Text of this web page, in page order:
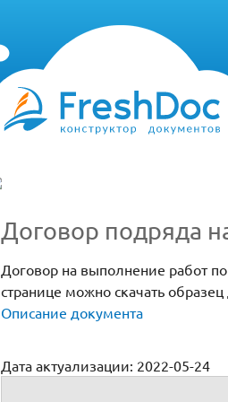
Договор подряда
Договор на выполнение работ
странице можно скачать
Описание документа
Дата актуализации: 2022-05-24